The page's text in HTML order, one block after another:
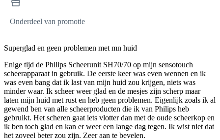
Onderdeel van promotie
Superglad en geen problemen met mn huid
Enige tijd de Philips Scheerunit SH70/70 op mijn sensotouch
scheerapparaat in gebruik. De eerste keer was even wennen en ik
was even bang dat ik last van mijn huid zou krijgen, niets was
minder waar. Ik scheer weer glad en de mesjes zijn scherp maar
laten mijn huid met rust en heb geen problemen. Eigenlijk zoals ik al
gewend ben van alle scheerproducten die ik van Philips heb
gebruikt. Het scheren gaat iets vlotter dan met de oude scheerkop en
ik ben toch glad en kan er weer een lange dag tegen. Ik wist niet dat
het zoveel beter zou zijn. Zeer aan te bevelen.